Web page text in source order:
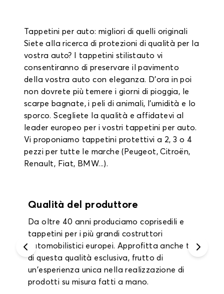
Tappetini per auto: migliori di quelli originali
Siete alla ricerca di protezioni di qualità per la
vostra auto? I tappetini stilistauto vi
consentiranno di preservare il pavimento
della vostra auto con eleganza. D'ora in poi
non dovrete più temere i giorni di pioggia, le
scarpe bagnate, i peli di animali, l'umidità e lo
sporco. Scegliete la qualità e affidatevi al
leader europeo per i vostri tappetini per auto.
Vi proponiamo tappetini protettivi a 2, 3 o 4
pezzi per tutte le marche (Peugeot, Citroën,
Renault, Fiat, BMW...).
Garanzia fino a 2 anni
Approfitta di una garanzia di un anno su
tutti i tappetini interni e i tappetini per il
bagagliaio e fino a 2 anni sui coprisedili.